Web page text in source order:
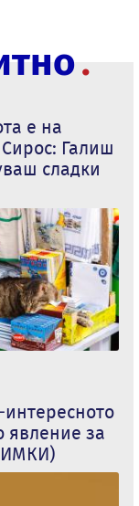
е на
Галиш
сладки
явление за